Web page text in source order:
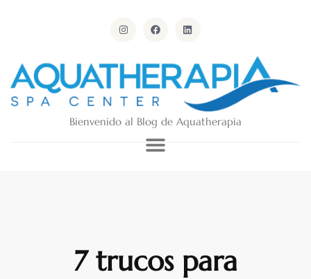
Bienvenido al Blog de Aquatherapia
7 trucos para